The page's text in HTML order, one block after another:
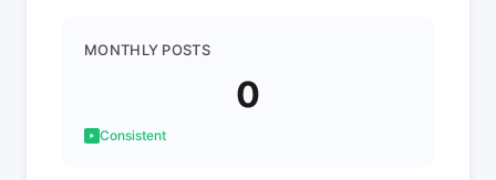
MONTHLY POSTS
0
Consistent